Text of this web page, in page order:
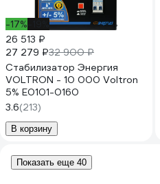
-17%
26 513 ₽
27 279 ₽32 900 ₽
Стабилизатор Энергия
VOLTRON - 10 000 Voltron
5% Е0101-0160
3.6(213)
В корзину
Показать еще 40